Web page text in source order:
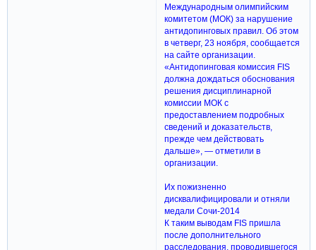
Международным олимпийским
комитетом (МОК) за нарушение
антидопинговых правил. Об этом
в четверг, 23 ноября, сообщается
на сайте организации.
«Антидопинговая комиссия FIS
должна дождаться обоснования
решения дисциплинарной
комиссии МОК с
предоставлением подробных
сведений и доказательств,
прежде чем действовать
дальше», — отметили в
организации.
Их пожизненно
дисквалифицировали и отняли
медали Сочи-2014
К таким выводам FIS пришла
после дополнительного
расследования, проводившегося